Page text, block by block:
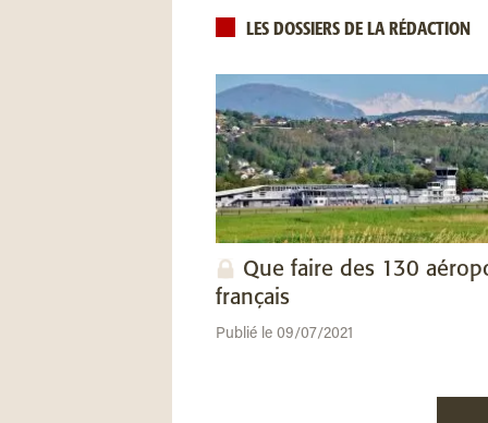
LES DOSSIERS DE LA RÉDACTION
Que faire des 130
français
Publié le 09/07/2021